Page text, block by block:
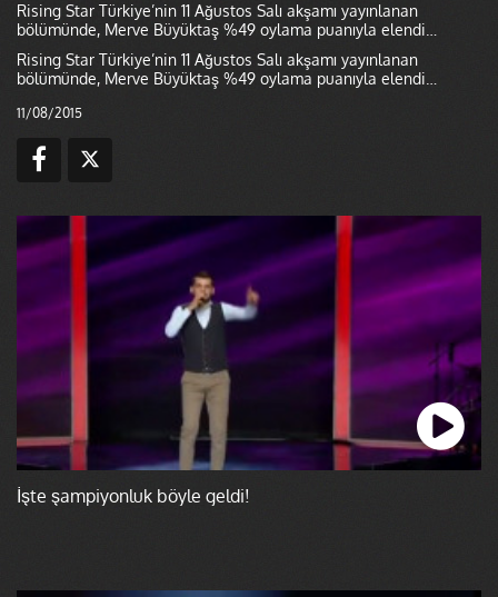
Rising Star Türkiye’nin 11 Ağustos Salı akşamı yayınlanan
bölümünde, Merve Büyüktaş %49 oylama puanıyla elendi…
Rising Star Türkiye’nin 11 Ağustos Salı akşamı yayınlanan
bölümünde, Merve Büyüktaş %49 oylama puanıyla elendi…
11/08/2015
İşte şampiyonluk böyle geldi!